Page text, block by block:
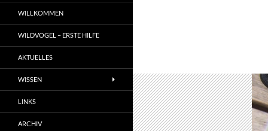
WILLKOMMEN
WILDVOGEL – ERSTE HILFE
AKTUELLES
WISSEN
LINKS
ARCHIV